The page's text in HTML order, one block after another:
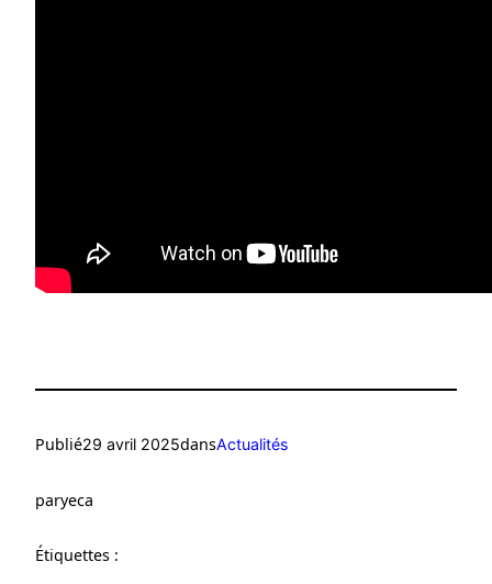
Publié29 avril 2025dansActualités
paryeca
Étiquettes :